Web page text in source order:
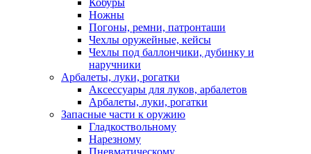
Кобуры
Ножны
Погоны, ремни, патронташи
Чехлы оружейные, кейсы
Чехлы под баллончики, дубинку и
наручники
Арбалеты, луки, рогатки
Аксессуары для луков, арбалетов
Арбалеты, луки, рогатки
Запасные части к оружию
Гладкоствольному
Нарезному
Пневматическому